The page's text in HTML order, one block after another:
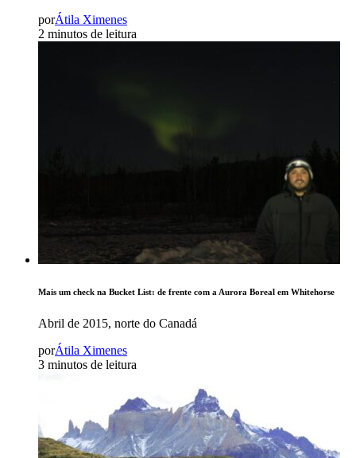
porÁtila Ximenes
2 minutos de leitura
Mais um check na Bucket List: de frente com a Aurora Boreal em Whitehorse
Abril de 2015, norte do Canadá
porÁtila Ximenes
3 minutos de leitura